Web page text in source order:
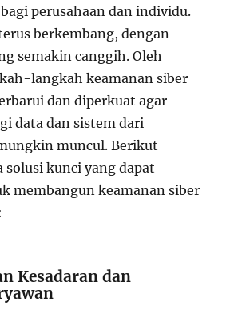
perusahaan dan individu.
berkembang, dengan
semakin canggih. Oleh
langkah keamanan siber
dan diperkuat agar
data dan sistem dari
muncul. Berikut
solusi kunci yang dapat
membangun keamanan siber
Kesadaran dan